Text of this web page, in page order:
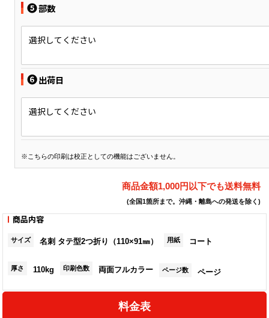
❺部数
選択してください
❻出荷日
選択してください
※こちらの印刷は校正としての機能はございません。
商品金額1,000円以下でも送料無料
(全国1箇所まで。沖縄・離島への発送を除く)
商品内容
サイズ 名刺 タテ型2つ折り（110×91㎜） 用紙 コート
厚さ 110kg 印刷色数 両面フルカラー ページ数 ページ
料金表